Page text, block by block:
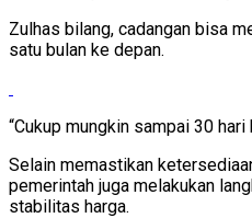
Zulhas bilang, cadangan bisa
satu bulan ke depan.
“Cukup mungkin sampai 30 hari
Selain memastikan
pemerintah juga melakukan
stabilitas harga.